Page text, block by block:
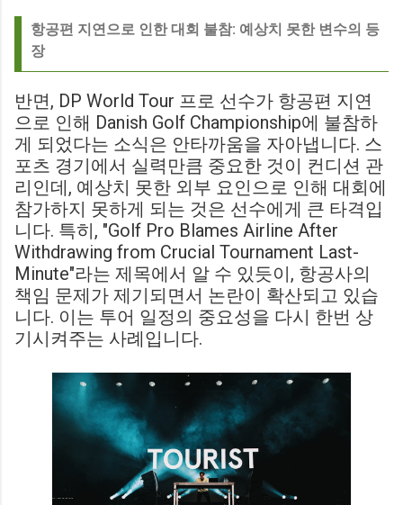
항공편 지연으로 인한 대회 불참: 예상치 못한 변수의 등
장
반면, DP World Tour 프로 선수가 항공편 지연
으로 인해 Danish Golf Championship에 불참하
게 되었다는 소식은 안타까움을 자아냅니다. 스
포츠 경기에서 실력만큼 중요한 것이 컨디션 관
리인데, 예상치 못한 외부 요인으로 인해 대회에
참가하지 못하게 되는 것은 선수에게 큰 타격입
니다. 특히, "Golf Pro Blames Airline After
Withdrawing from Crucial Tournament Last-
Minute"라는 제목에서 알 수 있듯이, 항공사의
책임 문제가 제기되면서 논란이 확산되고 있습
니다. 이는 투어 일정의 중요성을 다시 한번 상
기시켜주는 사례입니다.